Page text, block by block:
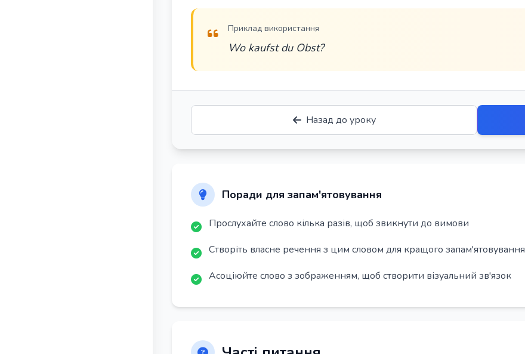
Приклад використання
Wo kaufst du Obst?
Назад до уроку
Поради для запам'ятовування
Прослухайте слово кілька разів, щоб звикнути до вимови
Створіть власне речення з цим словом для кращого запам'ятовування
Асоціюйте слово з зображенням, щоб створити візуальний зв'язок